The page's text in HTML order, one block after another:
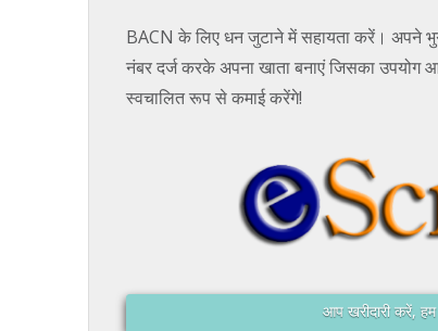
BACN के लिए धन जुटाने में सहायता करें। अपने
नंबर दर्ज करके अपना खाता बनाएं जिसका उपयोग
स्वचालित रूप से कमाई करेंगे!
आप खरीदारी करें,